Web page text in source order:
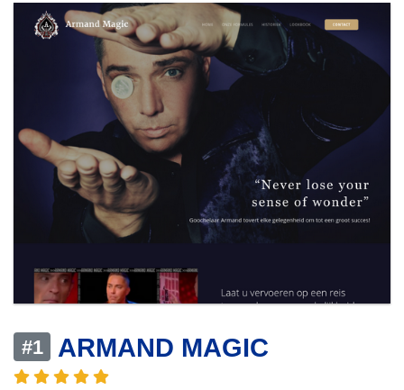
#1 ARMAND MAGIC